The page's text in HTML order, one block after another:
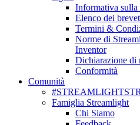
Informativa
Elenco dei
Termini &
Norme di
Inventor
Dichiarazione di
Conformità
Comunità
Famiglia Streamlight
Chi Siamo